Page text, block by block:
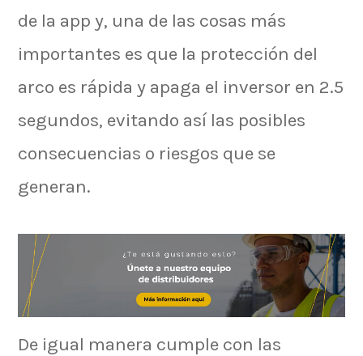
de la app y, una de las cosas más
importantes es que la protección del
arco es rápida y apaga el inversor en 2.5
segundos, evitando así las posibles
consecuencias o riesgos que se
generan.
De igual manera cumple con las